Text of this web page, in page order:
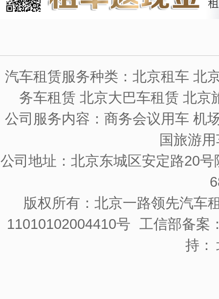
汽车租赁服务种类：北京租车 北
务车租赁 北京大巴车租赁 北京
公司服务内容：商务会议用车 机
国旅游
公司地址：北京东城区安定路20
版权所有：北京一路领先汽车
11010102004410号 工信部备案
持：